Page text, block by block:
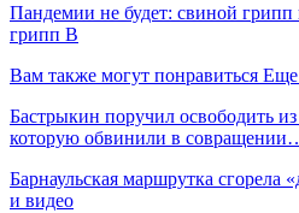
Пандемии не будет: свиной грипп
грипп В
Вам также могут понравиться Еще
Бастрыкин поручил освободить
которую обвинили в
Барнаульская маршрутка сгорела
и видео